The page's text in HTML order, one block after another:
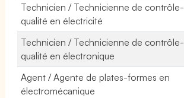
Technicien / Technicienne de contrôle-
qualité en électricité
Technicien / Technicienne de contrôle-
qualité en électronique
Agent / Agente de plates-formes en
électromécanique